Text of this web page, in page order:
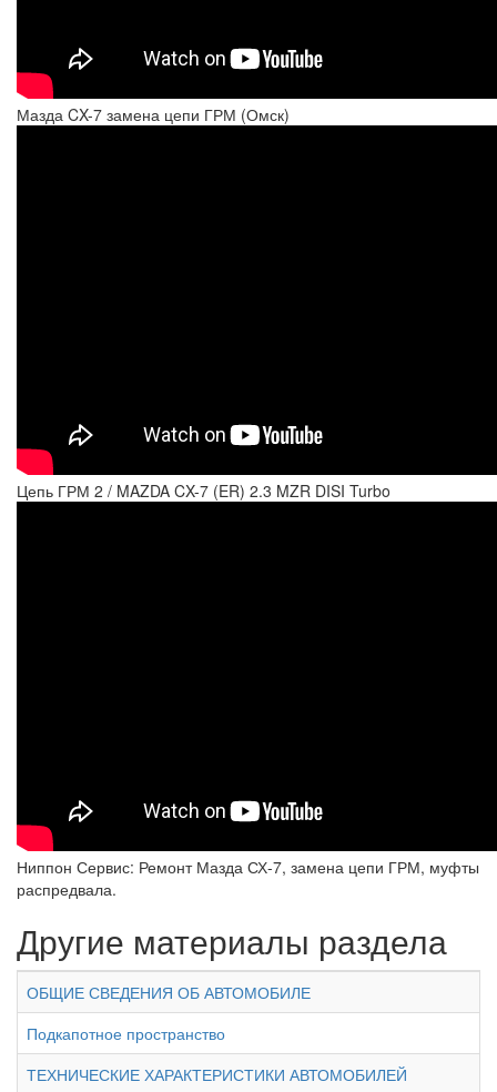
Мазда CX-7 замена цепи ГРМ (Омск)
Цепь ГРМ 2 / MAZDA CX-7 (ER) 2.3 MZR DISI Turbo
Ниппон Сервис: Ремонт Мазда СХ-7, замена цепи ГРМ, муфты
распредвала.
Другие материалы раздела
ОБЩИЕ СВЕДЕНИЯ ОБ АВТОМОБИЛЕ
Подкапотное пространство
ТЕХНИЧЕСКИЕ ХАРАКТЕРИСТИКИ АВТОМОБИЛЕЙ